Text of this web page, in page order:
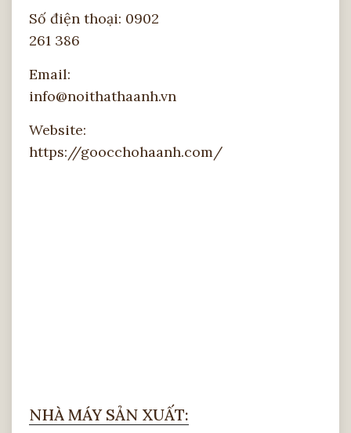
Phần lò xo đàn hồi
Lò xo đàn hồi nhằm chịu lực chủ yếu trong
quá trình sử dụng. Tạo cảm giác êm ái,
Số điện thoại: 0902
261 386
Email:
info@noithathaanh.vn
Website:
https://goocchohaanh.com/
NHÀ MÁY SẢN XUẤT: